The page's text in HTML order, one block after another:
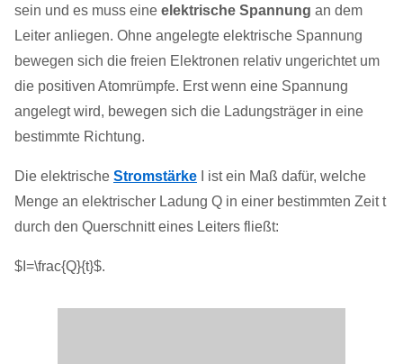
sein und es muss eine elektrische Spannung an dem
Leiter anliegen. Ohne angelegte elektrische Spannung
bewegen sich die freien Elektronen relativ ungerichtet um
die positiven Atomrümpfe. Erst wenn eine Spannung
angelegt wird, bewegen sich die Ladungsträger in eine
bestimmte Richtung.
Die elektrische Stromstärke I ist ein Maß dafür, welche
Menge an elektrischer Ladung Q in einer bestimmten Zeit t
durch den Querschnitt eines Leiters fließt:
$I=\frac{Q}{t}$.